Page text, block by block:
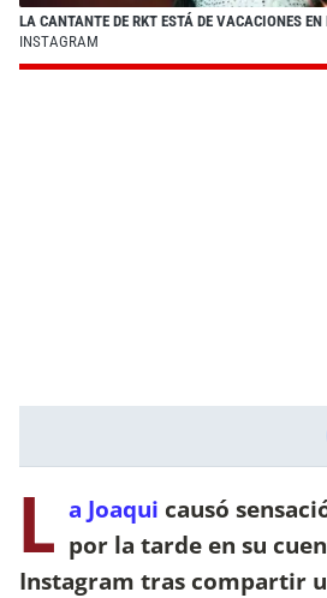
LA CANTANTE DE RKT ESTÁ DE VACACIONES
INSTAGRAM
L a Joaqui causó
por la tarde en su
Instagram tras compartir